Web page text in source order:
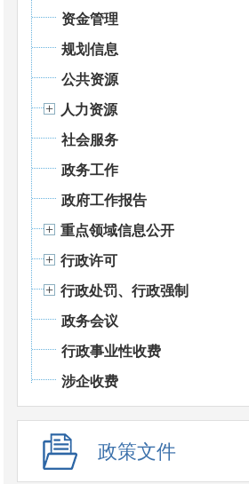
资金管理
规划信息
公共资源
人力资源
社会服务
政务工作
政府工作报告
重点领域信息公开
行政许可
行政处罚、行政强制
政务会议
行政事业性收费
涉企收费
政策文件